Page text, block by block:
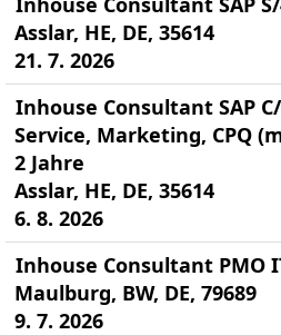
Asslar, HE, DE, 35614
21. 7. 2026
Inhouse Consultant SAP
Service, Marketing, CPQ
2 Jahre
Asslar, HE, DE, 35614
6. 8. 2026
Inhouse Consultant PMO
Maulburg, BW, DE, 79689
9. 7. 2026